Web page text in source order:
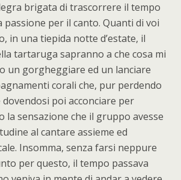
brigata di trascorrere il tempo
passione per il canto. Quanti di voi
in una tiepida notte d’estate, il
tartaruga sapranno a che cosa mi
un gorgheggiare ed un lanciare
corali che, pur perdendo
poi acconciare per
la sensazione che il gruppo avesse
al cantare assieme ed
Insomma, senza farsi neppure
per questo, il tempo passava